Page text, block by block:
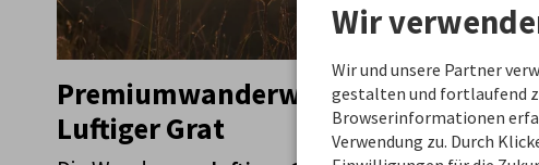
Premiumwanderweg
Luftiger Grat
Wildes
Wir
Wir und unsere Partner
gestalten und fortlaufend
Browserinformationen
Verwendung zu. Durch